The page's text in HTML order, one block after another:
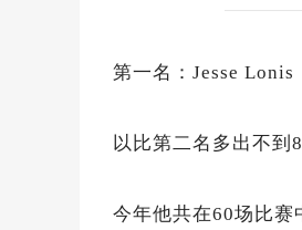
第一名：Jesse Lonis
以比第二名多出不到
今年他共在60场比